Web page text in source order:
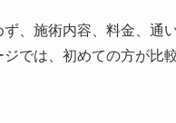
、施術内容、料金、通
では、初めての方が比